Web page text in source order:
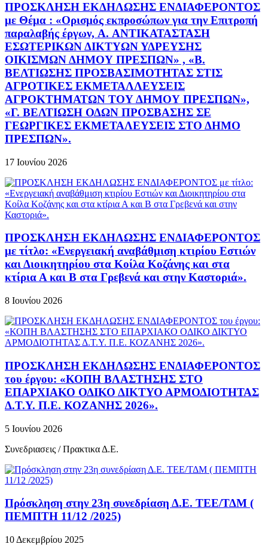
ΠΡΟΣΚΛΗΣΗ ΕΚΔΗΛΩΣΗΣ ΕΝΔΙΑΦΕΡΟΝΤΟΣ
με Θέμα : «Ορισμός εκπροσώπων για την Επιτροπή
παραλαβής έργων, A. ΑΝΤΙΚΑΤΑΣΤΑΣΗ
ΕΣΩΤΕΡΙΚΩΝ ΔΙΚΤΥΩΝ ΥΔΡΕΥΣΗΣ
ΟΙΚΙΣΜΩΝ ΔΗΜΟΥ ΠΡΕΣΠΩΝ» , «Β.
ΒΕΛΤΙΩΣΗΣ ΠΡΟΣΒΑΣΙΜΟΤΗΤΑΣ ΣΤΙΣ
ΑΓΡΟΤΙΚΕΣ ΕΚΜΕΤΑΛΛΕΥΣΕΙΣ
ΑΓΡΟΚΤΗΜΑΤΩΝ ΤΟΥ ΔΗΜΟΥ ΠΡΕΣΠΩΝ»,
«Γ. ΒΕΛΤΙΩΣΗ ΟΔΩΝ ΠΡΟΣΒΑΣΗΣ ΣΕ
ΓΕΩΡΓΙΚΕΣ ΕΚΜΕΤΑΛΕΥΣΕΙΣ ΣΤΟ ΔΗΜΟ
ΠΡΕΣΠΩΝ».
17 Ιουνίου 2026
ΠΡΟΣΚΛΗΣΗ ΕΚΔΗΛΩΣΗΣ ΕΝΔΙΑΦΕΡΟΝΤΟΣ
με τίτλο: «Ενεργειακή αναβάθμιση κτιρίου Εστιών
και Διοικητηρίου στα Κοίλα Κοζάνης και στα
κτίρια Α και Β στα Γρεβενά και στην Καστοριά».
8 Ιουνίου 2026
ΠΡΟΣΚΛΗΣΗ ΕΚΔΗΛΩΣΗΣ ΕΝΔΙΑΦΕΡΟΝΤΟΣ
του έργου: «ΚΟΠΗ ΒΛΑΣΤΗΣΗΣ ΣΤΟ
ΕΠΑΡΧΙΑΚΟ ΟΔΙΚΟ ΔΙΚΤΥΟ ΑΡΜΟΔΙΟΤΗΤΑΣ
Δ.Τ.Υ. Π.Ε. ΚΟΖΑΝΗΣ 2026».
5 Ιουνίου 2026
Συνεδριασεις / Πρακτικα Δ.Ε.
Πρόσκληση στην 23η συνεδρίαση Δ.Ε. ΤΕΕ/ΤΔΜ (
ΠΕΜΠΤΗ 11/12 /2025)
10 Δεκεμβρίου 2025